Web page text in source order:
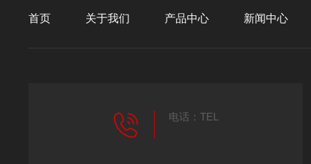
首页 关于我们 产品中心 新闻中心
电话：TEL